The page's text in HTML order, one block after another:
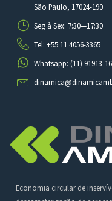
Economia circular de
São Paulo, 17024-190
Seg à Sex: 7:30—17:30
Tel: +55 11 4056-3365
Whatsapp: (11) 91913-